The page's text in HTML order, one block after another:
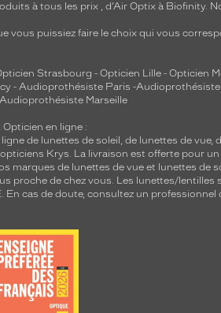
à tous les prix , d’Air Optix à Biofinity.
vous puissiez faire le choix qui vous
Strasbourg - Opticien Lille - Opticien
- Audioprothésiste Paris -Audioprothésiste
Audioprothésiste Marseille
Opticien en ligne :
de lunettes de soleil, de lunettes de vue,
Krys. La livraison est offerte pour
marques de lunettes de vue et lunettes de
proche de chez vous. Les lunettes/lentilles
cas de doute, consultez un professionnel